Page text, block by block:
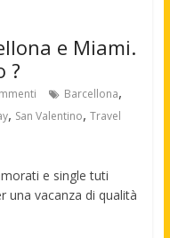
e Miami.
?
Barcellona,
, San Valentino, Travel
e single tuti
una vacanza di qualità